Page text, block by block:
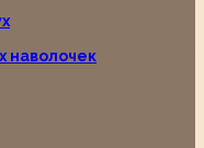
наволочек